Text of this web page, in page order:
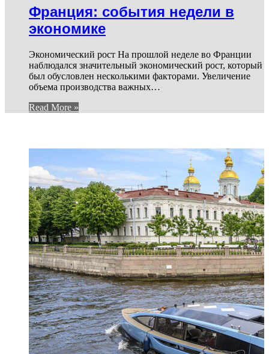
Франция: события недели в
экономике
Экономический рост На прошлой неделе во Франции
наблюдался значительный экономический рост, который
был обусловлен несколькими факторами. Увеличение
объема производства важных…
Read More »